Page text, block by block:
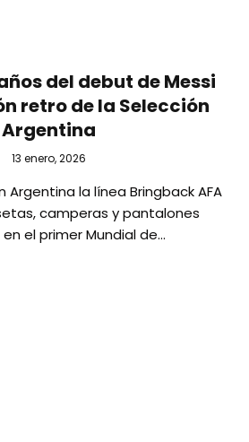
del debut de Messi
retro de la Selección
Argentina
13 enero, 2026
la línea Bringback AFA
camperas y pantalones
el primer Mundial de…